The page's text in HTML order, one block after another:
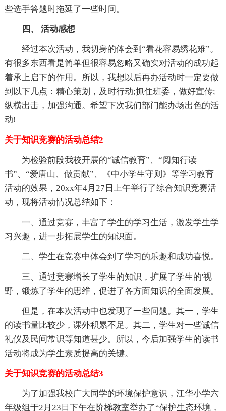
些选手答题时拖延了一些时间。
四、 活动感想
经过本次活动，我切身的体会到“看花容易绣花难”。
有很多东西看是简单但很容易忽略又确实对活动的成功起
着承上启下的作用。所以，我想以后再办活动时一定要做
到以下几点：精心策划，及时行动;抓住班委，做好宣传;
纵横出击，加强沟通。希望下次我们部门能办场出色的活
动!
关于知识竞赛的活动总结2
为检验前段我校开展的“诚信教育”、“阅知行读
书”、“爱唐山、做贡献”、《中小学生守则》等学习教育
活动的效果，20xx年4月27日上午举行了综合知识竞赛活
动，现将活动情况总结如下：
一、通过竞赛，丰富了学生的学习生活，激发学生学
习兴趣，进一步拓展学生的知识面。
二、学生在竞赛中体会到了学习的乐趣和成功喜悦。
三、通过竞赛增长了学生的知识，扩展了学生的'视
野，锻炼了学生的思维，促进了各方面知识的全面发展。
但是，在本次活动中也发现了一些问题。其一，学生
的读书量比较少，课外积累不足。其二，学生对一些诚信
礼仪及民间常识等知道甚少。所以，今后加强学生的读书
活动将成为学生素质提高的关键。
关于知识竞赛的活动总结3
为了加强我校广大同学的环境保护意识，江华小学六
年级组于2月23日下午在阶梯教室举办了“保护生态环境，